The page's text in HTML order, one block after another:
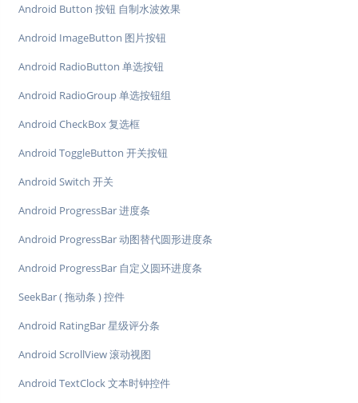
Android Button 按钮 自制水波效果
Android ImageButton 图片按钮
Android RadioButton 单选按钮
Android RadioGroup 单选按钮组
Android CheckBox 复选框
Android ToggleButton 开关按钮
Android Switch 开关
Android ProgressBar 进度条
Android ProgressBar 动图替代圆形进度条
Android ProgressBar 自定义圆环进度条
SeekBar ( 拖动条 ) 控件
Android RatingBar 星级评分条
Android ScrollView 滚动视图
Android TextClock 文本时钟控件